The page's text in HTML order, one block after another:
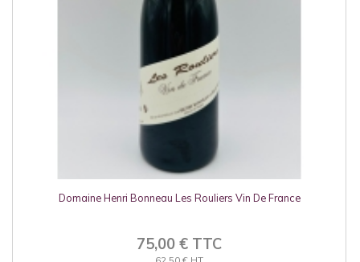
Domaine Henri Bonneau Les Rouliers Vin De France
75,00 € TTC